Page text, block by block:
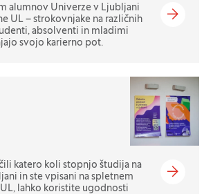
alumnov Univerze v Ljubljani
UL – strokovnjake na različnih
absolventi in mladimi
svojo karierno pot.
katero koli stopnjo študija na
in ste vpisani na spletnem
lahko koristite ugodnosti